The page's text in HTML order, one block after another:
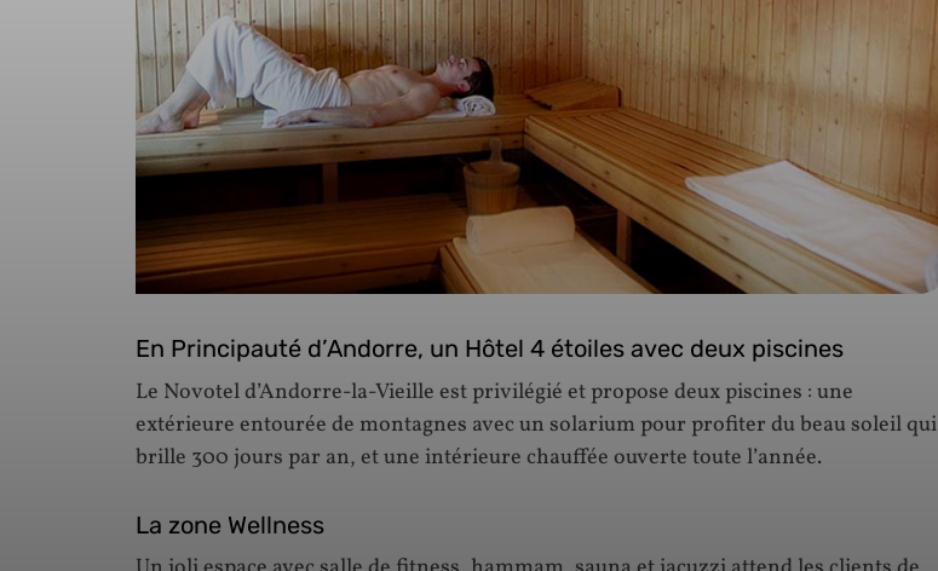
En Principauté d’Andorre, un Hôtel 4 étoiles avec deux piscines
Le Novotel d’Andorre-la-Vieille est privilégié et propose deux piscines : une
extérieure entourée de montagnes avec un solarium pour profiter du beau soleil qui
brille 300 jours par an, et une intérieure chauffée ouverte toute l’année.
La zone Wellness